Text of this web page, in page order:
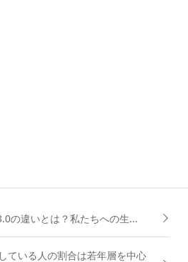
の違いとは？私たちへの生...
ている人の割合は若年層を中心